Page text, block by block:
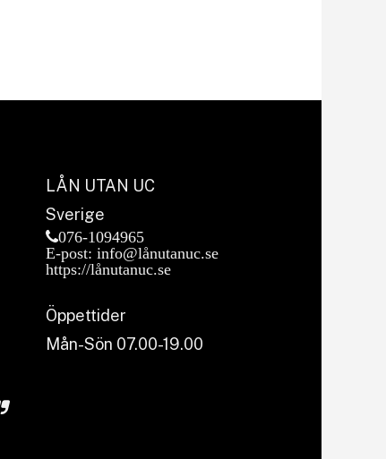
LÅN UTAN UC
Sverige
076-1094965
E-post: info@lånutanuc.se
https://lånutanuc.se
Öppettider
Mån-Sön 07.00-19.00